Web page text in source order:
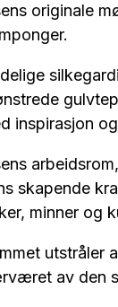
originale
inspirasjon
skapende
minner og
utstråler
av den